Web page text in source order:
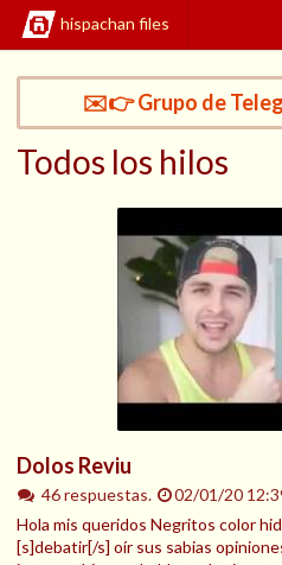
hispachan files
✉️👉 Grupo de
Todos los hilos
Dolos Reviu
46 respuestas.
02/01/20
Hola mis queridos Negritos color
[s]debatir[/s] oír sus sabias